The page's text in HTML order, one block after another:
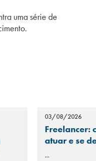
uma série de
03/08/2026
Freelancer:
atuar e se
...